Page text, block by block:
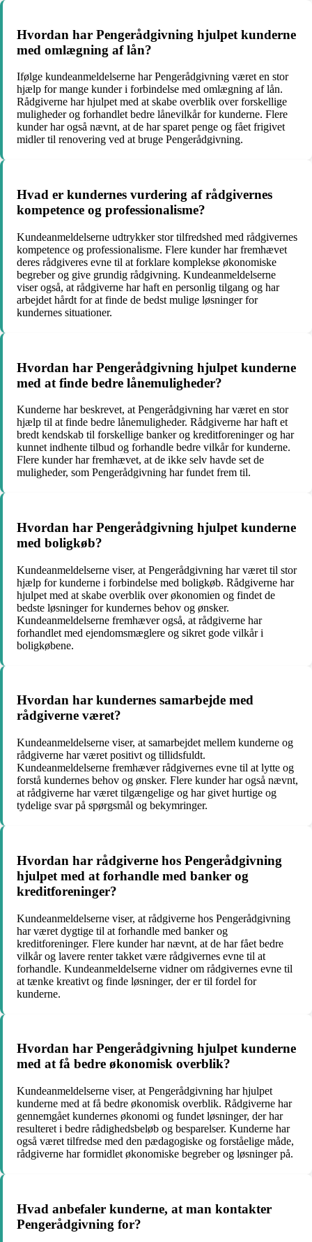
Hvordan har Pengerådgivning hjulpet kunderne
med omlægning af lån?
Ifølge kundeanmeldelserne har Pengerådgivning været en stor
hjælp for mange kunder i forbindelse med omlægning af lån.
Rådgiverne har hjulpet med at skabe overblik over forskellige
muligheder og forhandlet bedre lånevilkår for kunderne. Flere
kunder har også nævnt, at de har sparet penge og fået frigivet
midler til renovering ved at bruge Pengerådgivning.
Hvad er kundernes vurdering af rådgivernes
kompetence og professionalisme?
Kundeanmeldelserne udtrykker stor tilfredshed med rådgivernes
kompetence og professionalisme. Flere kunder har fremhævet
deres rådgiveres evne til at forklare komplekse økonomiske
begreber og give grundig rådgivning. Kundeanmeldelserne
viser også, at rådgiverne har haft en personlig tilgang og har
arbejdet hårdt for at finde de bedst mulige løsninger for
kundernes situationer.
Hvordan har Pengerådgivning hjulpet kunderne
med at finde bedre lånemuligheder?
Kunderne har beskrevet, at Pengerådgivning har været en stor
hjælp til at finde bedre lånemuligheder. Rådgiverne har haft et
bredt kendskab til forskellige banker og kreditforeninger og har
kunnet indhente tilbud og forhandle bedre vilkår for kunderne.
Flere kunder har fremhævet, at de ikke selv havde set de
muligheder, som Pengerådgivning har fundet frem til.
Hvordan har Pengerådgivning hjulpet kunderne
med boligkøb?
Kundeanmeldelserne viser, at Pengerådgivning har været til stor
hjælp for kunderne i forbindelse med boligkøb. Rådgiverne har
hjulpet med at skabe overblik over økonomien og findet de
bedste løsninger for kundernes behov og ønsker.
Kundeanmeldelserne fremhæver også, at rådgiverne har
forhandlet med ejendomsmæglere og sikret gode vilkår i
boligkøbene.
Hvordan har kundernes samarbejde med
rådgiverne været?
Kundeanmeldelserne viser, at samarbejdet mellem kunderne og
rådgiverne har været positivt og tillidsfuldt.
Kundeanmeldelserne fremhæver rådgivernes evne til at lytte og
forstå kundernes behov og ønsker. Flere kunder har også nævnt,
at rådgiverne har været tilgængelige og har givet hurtige og
tydelige svar på spørgsmål og bekymringer.
Hvordan har rådgiverne hos Pengerådgivning
hjulpet med at forhandle med banker og
kreditforeninger?
Kundeanmeldelserne viser, at rådgiverne hos Pengerådgivning
har været dygtige til at forhandle med banker og
kreditforeninger. Flere kunder har nævnt, at de har fået bedre
vilkår og lavere renter takket være rådgivernes evne til at
forhandle. Kundeanmeldelserne vidner om rådgivernes evne til
at tænke kreativt og finde løsninger, der er til fordel for
kunderne.
Hvordan har Pengerådgivning hjulpet kunderne
med at få bedre økonomisk overblik?
Kundeanmeldelserne viser, at Pengerådgivning har hjulpet
kunderne med at få bedre økonomisk overblik. Rådgiverne har
gennemgået kundernes økonomi og fundet løsninger, der har
resulteret i bedre rådighedsbeløb og besparelser. Kunderne har
også været tilfredse med den pædagogiske og forståelige måde,
rådgiverne har formidlet økonomiske begreber og løsninger på.
Hvad anbefaler kunderne, at man kontakter
Pengerådgivning for?